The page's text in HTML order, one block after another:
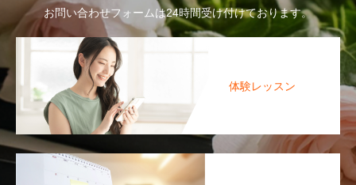
お問い合わせフォームは24時間受け付けております。
体験レッスン